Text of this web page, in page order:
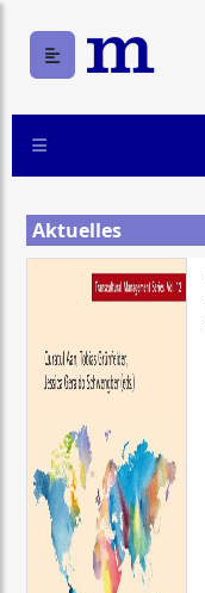
Aktuelles